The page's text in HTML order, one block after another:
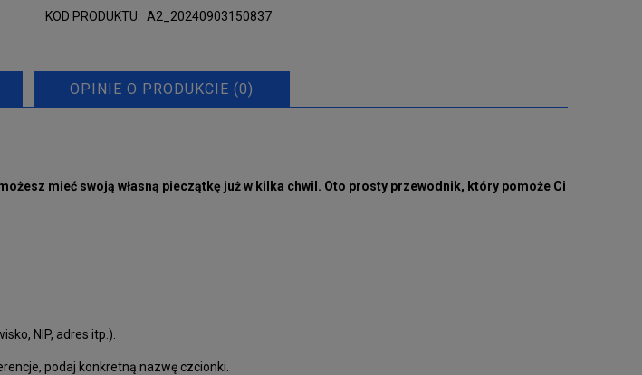
KOD PRODUKTU: A2_20240903150837
OPINIE O PRODUKCIE (0)
mieć swoją własną pieczątkę już w kilka chwil. Oto prosty przewodnik, który pomoże Ci
NIP, adres itp.).
podaj konkretną nazwę czcionki.